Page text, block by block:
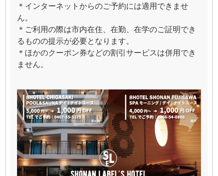
＊インターネットからのご予約には適用できませ
ん。
＊ご利用の際は市内在住、在勤、在学のご証明でき
るものの提示が必要となります。
＊ほかのクーポン券などの割引サービスは併用でき
ません。